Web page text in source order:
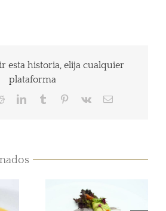
esta historia, elija cualquier
plataforma
RedditLinkedInTumblr Pinterest
Vk
Correo
Aguacate, Tartar
de Trucha